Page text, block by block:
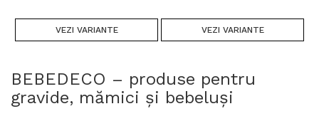
VEZI VARIANTE VEZI VARIANTE
BEBEDECO – produse pentru
gravide, mămici și bebeluși